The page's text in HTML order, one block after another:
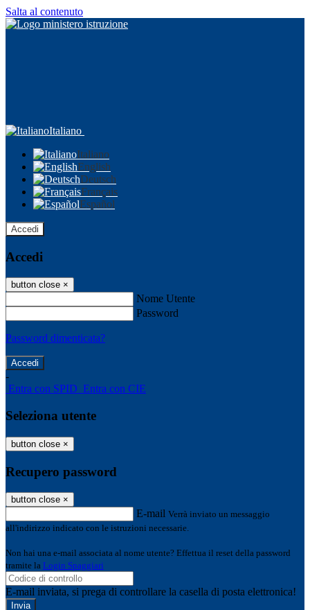
Salta al contenuto
Italiano
Italiano
English
Deutsch
Français
Español
Accedi
Accedi
button close ×
Nome Utente
Password
Password dimenticata?
-
Entra con SPID Entra con CIE
Seleziona utente
button close ×
Recupero password
button close ×
E-mail Verrà inviato un messaggio
all'indirizzo indicato con le istruzioni necessarie.
Non hai una e-mail associata al nome utente? Effettua il reset della password
tramite la Login Spaggiari
E-mail inviata, si prega di controllare la casella di posta elettronica!